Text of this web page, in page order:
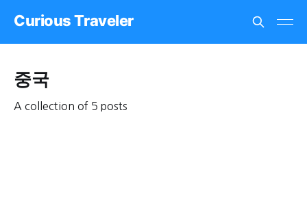
Curious Traveler
중국
A collection of 5 posts